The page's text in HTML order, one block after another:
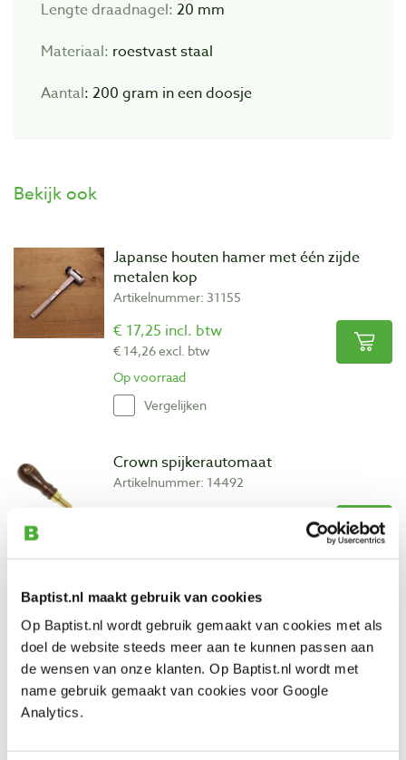
Baptist.nl maakt gebruik van cookies
Op Baptist.nl wordt gebruik gemaakt van cookies met als
doel de website steeds meer aan te kunnen passen aan
de wensen van onze klanten. Op Baptist.nl wordt met
name gebruik gemaakt van cookies voor Google
Analytics.
Lengte draadnagel: 20 mm
Materiaal: roestvast staal
Aantal: 200 gram in een doosje
Bekijk ook
Japanse houten hamer met één zijde
metalen kop
Artikelnummer: 31155
€ 17,25 incl. btw
€ 14,26 excl. btw
Op voorraad
Vergelijken
Crown spijkerautomaat
Artikelnummer: 14492
Niet op voorraad, verwachte levertijd onbekend
Vergelijken
Stanley klauwhamer steelmaster 450
gram
Artikelnummer: 133870